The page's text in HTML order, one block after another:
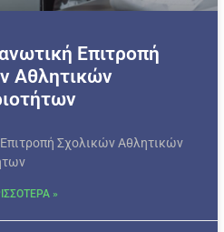
Επιτροπή
Αθλητικών
Σχολικών Αθλητικών
»